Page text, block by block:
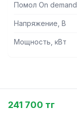
Помол On demand
Напряжение, В
Мощность, кВт
241 700 тг